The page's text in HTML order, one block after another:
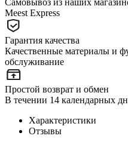
Meest Express
Гарантия качества
Качественные материалы и
обслуживание
Простой возврат и обмен
В течении 14 календарных
Характеристики
Отзывы